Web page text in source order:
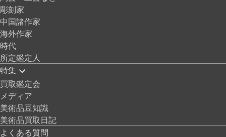
彫刻家
中国諸作家
海外作家
時代
所定鑑定人
特集
買取鑑定会
メディア
美術品豆知識
美術品買取日記
よくある質問